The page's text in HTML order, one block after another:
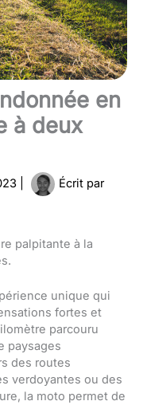
en
à deux
Écrit par
palpitante à la
unique qui
fortes et
parcouru
paysages
des routes
verdoyantes ou des
la moto permet de